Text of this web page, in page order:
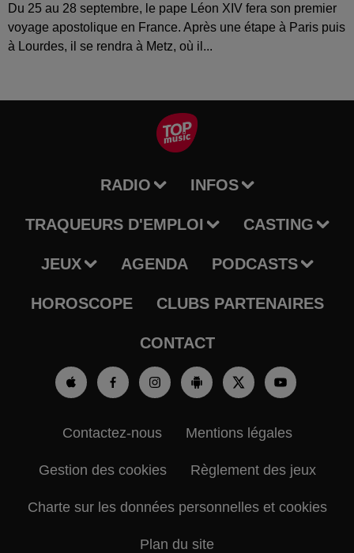
Du 25 au 28 septembre, le pape Léon XIV fera son premier
voyage apostolique en France. Après une étape à Paris puis
à Lourdes, il se rendra à Metz, où il...
RADIO INFOS
TRAQUEURS D'EMPLOI CASTING
JEUX AGENDA PODCASTS
HOROSCOPE CLUBS PARTENAIRES
CONTACT
Contactez-nous Mentions légales
Gestion des cookies Règlement des jeux
Charte sur les données personnelles et cookies
Plan du site